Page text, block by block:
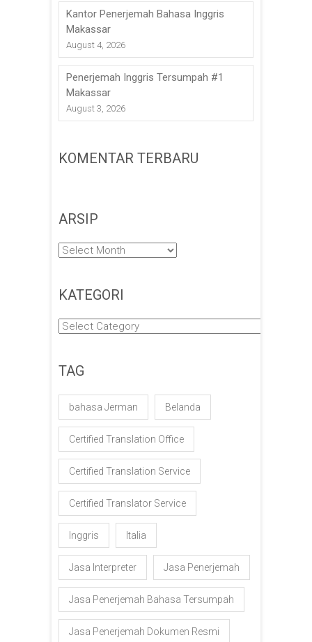
Kantor Penerjemah Bahasa Inggris
Makassar
August 4, 2026
Penerjemah Inggris Tersumpah #1
Makassar
August 3, 2026
KOMENTAR TERBARU
ARSIP
Arsip
KATEGORI
Kategori
TAG
bahasa Jerman Belanda
Certified Translation Office
Certified Translation Service
Certified Translator Service
Inggris Italia
Jasa Interpreter Jasa Penerjemah
Jasa Penerjemah Bahasa Tersumpah
Jasa Penerjemah Dokumen Resmi